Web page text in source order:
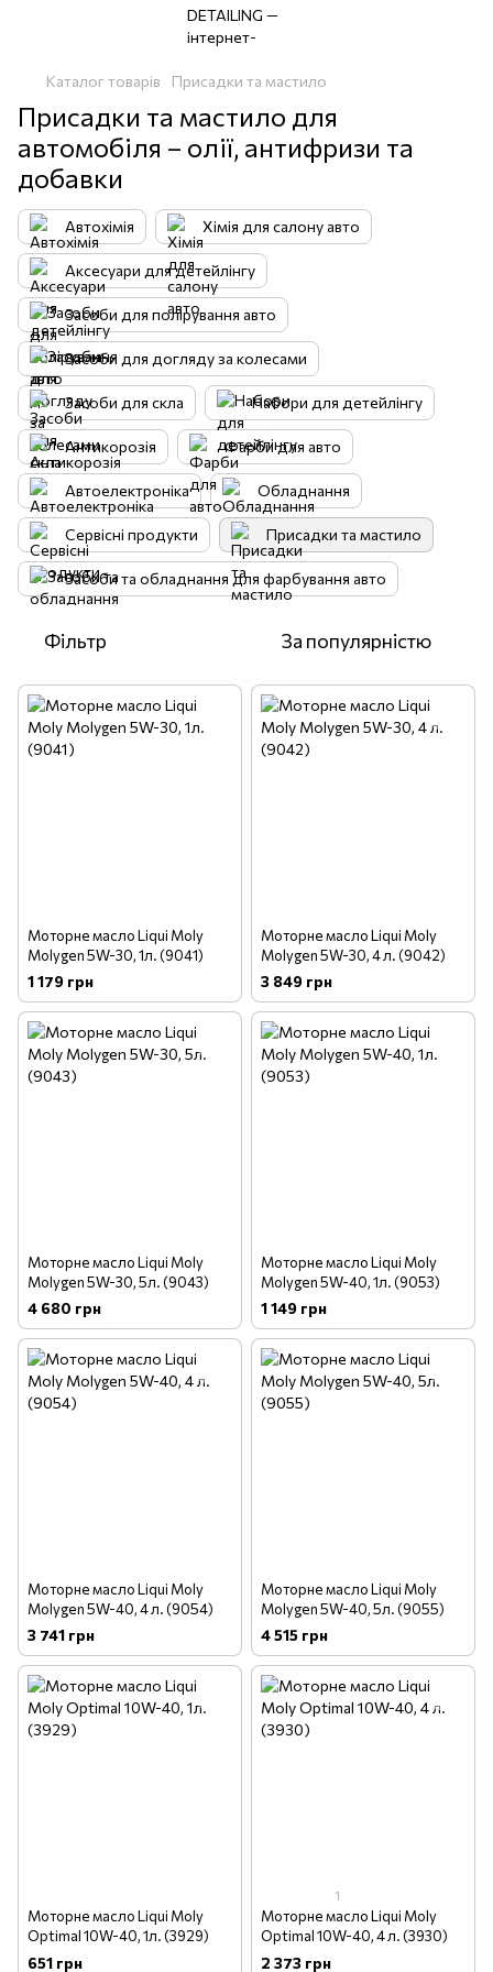
Каталог товарів Присадки та мастило
Присадки та мастило для
автомобіля – олії, антифризи та
добавки
Автохімія Хімія для салону авто
Аксесуари для детейлінгу
Засоби для полірування авто
Засоби для догляду за колесами
Засоби для скла Набори для детейлінгу
Антикорозія Фарби для авто
Автоелектроніка Обладнання
Сервісні продукти Присадки та мастило
Засоби та обладнання для фарбування авто
Фільтр За популярністю
Моторне масло Liqui Moly
Molygen 5W-30, 1л. (9041)
1 179 грн
Моторне масло Liqui Moly
Molygen 5W-30, 4 л. (9042)
3 849 грн
Моторне масло Liqui Moly
Molygen 5W-30, 5л. (9043)
4 680 грн
Моторне масло Liqui Moly
Molygen 5W-40, 1л. (9053)
1 149 грн
Моторне масло Liqui Moly
Molygen 5W-40, 4 л. (9054)
3 741 грн
Моторне масло Liqui Moly
Molygen 5W-40, 5л. (9055)
4 515 грн
Моторне масло Liqui Moly
Optimal 10W-40, 1л. (3929)
651 грн
1
Моторне масло Liqui Moly
Optimal 10W-40, 4 л. (3930)
2 373 грн